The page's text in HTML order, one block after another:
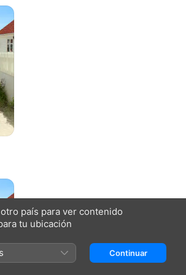
país para ver contenido
tu ubicación
Continuar